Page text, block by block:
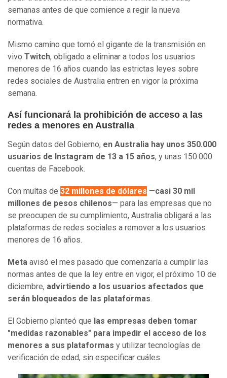
semanas antes de que comience a regir la nueva
normativa.
Mismo camino que tomó el gigante de la transmisión en
vivo Twitch, obligado a eliminar a todos los usuarios
menores de 16 años cuando las estrictas leyes sobre
redes sociales de Australia entren en vigor la próxima
semana.
Así funcionará la prohibición de acceso a las
redes a menores en Australia
Según datos del Gobierno, en Australia hay unos 350.000
usuarios de Instagram de 13 a 15 años, y unas 150.000
cuentas de Facebook.
Con multas de 32 millones de dólares —casi 30 mil
millones de pesos chilenos— para las empresas que no
se preocupen de su cumplimiento, Australia obligará a las
plataformas de redes sociales a remover a los usuarios
menores de 16 años.
Meta avisó el mes pasado que comenzaría a cumplir las
normas antes de que la ley entre en vigor, el próximo 10 de
diciembre, advirtiendo a los usuarios afectados que
serán bloqueados de las plataformas.
El Gobierno planteó que las empresas deben tomar
"medidas razonables" para impedir el acceso de los
menores a sus plataformas y utilizar tecnologías de
verificación de edad, sin especificar cuáles.